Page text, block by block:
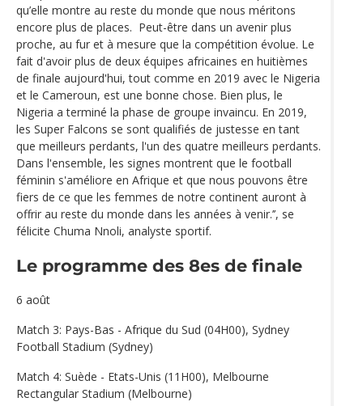
qu’elle montre au reste du monde que nous méritons
encore plus de places. Peut-être dans un avenir plus
proche, au fur et à mesure que la compétition évolue. Le
fait d'avoir plus de deux équipes africaines en huitièmes
de finale aujourd'hui, tout comme en 2019 avec le Nigeria
et le Cameroun, est une bonne chose. Bien plus, le
Nigeria a terminé la phase de groupe invaincu. En 2019,
les Super Falcons se sont qualifiés de justesse en tant
que meilleurs perdants, l'un des quatre meilleurs perdants.
Dans l'ensemble, les signes montrent que le football
féminin s'améliore en Afrique et que nous pouvons être
fiers de ce que les femmes de notre continent auront à
offrir au reste du monde dans les années à venir.’’, se
félicite Chuma Nnoli, analyste sportif.
Le programme des 8es de finale
6 août
Match 3: Pays-Bas - Afrique du Sud (04H00), Sydney
Football Stadium (Sydney)
Match 4: Suède - Etats-Unis (11H00), Melbourne
Rectangular Stadium (Melbourne)